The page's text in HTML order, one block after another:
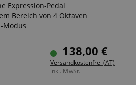
Expression-Pedal
Bereich von 4 Oktaven
Modus
138,00 €
Versandkostenfrei (AT)
inkl. MwSt.